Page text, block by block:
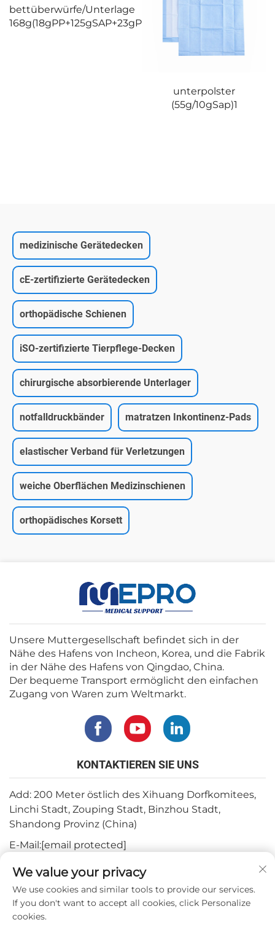
bettüberwürfe/Unterlage
168g(18gPP+125gSAP+23gPE)2
unterpolster
(55g/10gSap)1
medizinische Gerätedecken
cE-zertifizierte Gerätedecken
orthopädische Schienen
iSO-zertifizierte Tierpflege-Decken
chirurgische absorbierende Unterlager
notfalldruckbänder matratzen Inkontinenz-Pads
elastischer Verband für Verletzungen
weiche Oberflächen Medizinschienen
orthopädisches Korsett
Unsere Muttergesellschaft befindet sich in der
Nähe des Hafens von Incheon, Korea, und die Fabrik
in der Nähe des Hafens von Qingdao, China.
Der bequeme Transport ermöglicht den einfachen
Zugang von Waren zum Weltmarkt.
KONTAKTIEREN SIE UNS
Add: 200 Meter östlich des Xihuang Dorfkomitees,
Linchi Stadt, Zouping Stadt, Binzhou Stadt,
Shandong Provinz (China)
E-Mail:[email protected]
Tel.: +82-3180427370
Telefon:+86-15564344404
WhatsApp: +82-1022396668
We value your privacy
We use cookies and similar tools to provide our services.
If you don't want to accept all cookies, click Personalize
cookies.